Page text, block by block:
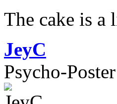
The cake is a
JeyC
Psycho-Poster